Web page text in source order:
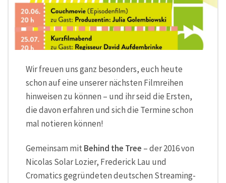
Wir freuen uns ganz besonders, euch heute
schon auf eine unserer nächsten Filmreihen
hinweisen zu können – und ihr seid die Ersten,
die davon erfahren und sich die Termine schon
mal notieren können!
Gemeinsam mitBehind the Tree – der 2016 von
Nicolas Solar Lozier, Frederick Lau und
Cromatics gegründeten deutschen Streaming-